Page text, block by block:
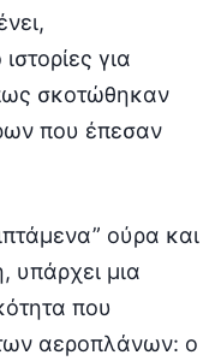
για
σκοτώθηκαν
που έπεσαν
ούρα και
υπάρχει μια
που
των αεροπλάνων: ο